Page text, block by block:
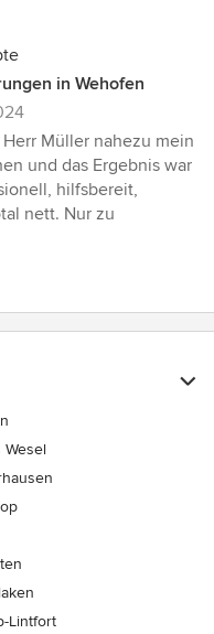
in Wehofen
Müller nahezu mein
und das Ergebnis war
hilfsbereit,
nett. Nur zu
Wesel
Lintfort